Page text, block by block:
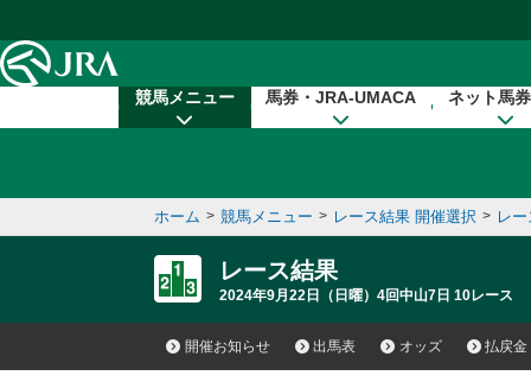
競馬メニュー 馬券・JRA-UMACA ネット馬
ホーム > 競馬メニュー > レース結果 開催選択 > レ
レース結果
2024年9月22日（日曜）4回中山7日 10レース
開催お知らせ 出馬表 オッズ 払戻金